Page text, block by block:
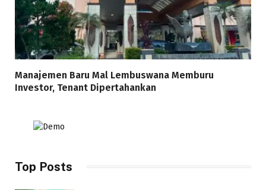
Manajemen Baru Mal Lembuswana Memburu
Investor, Tenant Dipertahankan
Top Posts